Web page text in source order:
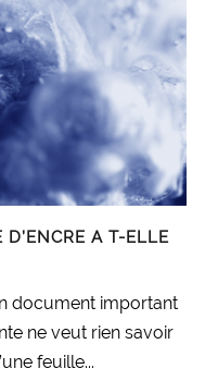
D’ENCRE A T-ELLE
document important
ne veut rien savoir
feuille...